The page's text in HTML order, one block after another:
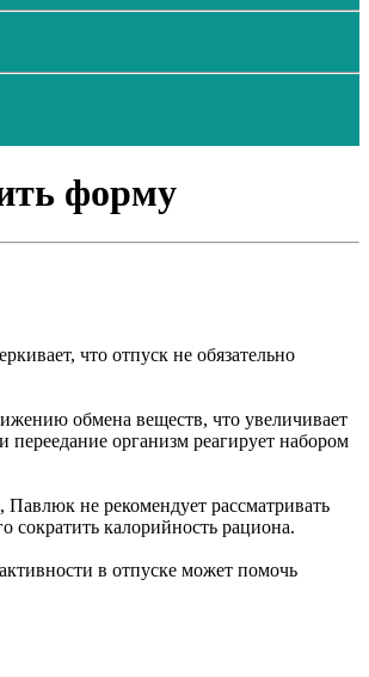
форму
что отпуск не обязательно
обмена веществ, что увеличивает
переедание организм реагирует набором
не рекомендует рассматривать
сократить калорийность рациона.
в отпуске может помочь